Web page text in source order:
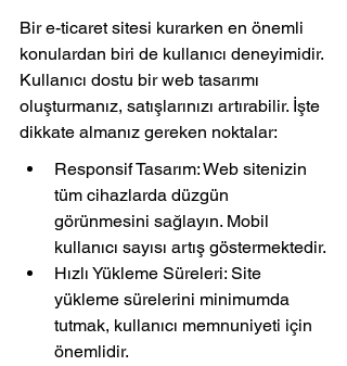
Bir e-ticaret sitesi kurarken en önemli
konulardan biri de kullanıcı deneyimidir.
Kullanıcı dostu bir web tasarımı
oluşturmanız, satışlarınızı artırabilir. İşte
dikkate almanız gereken noktalar:
Responsif Tasarım: Web sitenizin
tüm cihazlarda düzgün
görünmesini sağlayın. Mobil
kullanıcı sayısı artış göstermektedir.
Hızlı Yükleme Süreleri: Site
yükleme sürelerini minimumda
tutmak, kullanıcı memnuniyeti için
önemlidir.